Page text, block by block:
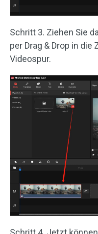
Schritt 3. Ziehen Sie
per Drag & Drop in
Videospur.